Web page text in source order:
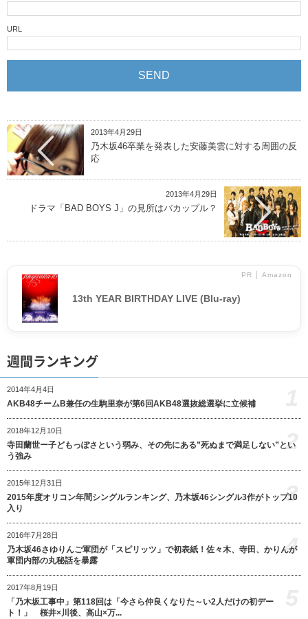
URL
2013年4月29日
乃木坂46卒業を発表した安藤美雲に対する周囲の反
応
2013年4月29日
ドラマ「BAD BOYS J」の見所はバカップル？
PR │ Amazon
13th YEAR BIRTHDAY LIVE (Blu-ray)
週間ランキング
2014年4月4日
AKB48チームB兼任の生駒里奈が第6回AKB48選抜総選挙に立候補
2018年12月10日
寺田蘭世ー子どもっぽさという弱み、その先にある”死ぬまで満足しない”とい
う強み
2
2015年12月31日
2015年度オリコン年間シングルランキング、乃木坂46シングル3作がトップ10
入り
3
2016年7月28日
乃木坂46さゆりんご軍団が「スピリッツ」で初表紙！佐々木、寺田、かりんが
軍団内部の丸秘話を暴露
4
2017年8月19日
「乃木坂工事中」第118回は「今さら仲良くなりた～い2人だけの初デー
ト！」 桜井×川後、高山×万...